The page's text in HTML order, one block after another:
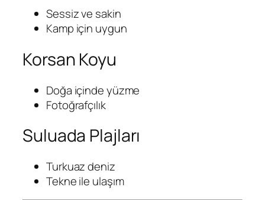
Sessiz ve sakin
Kamp için uygun
Korsan Koyu
Doğa içinde yüzme
Fotoğrafçılık
Suluada Plajları
Turkuaz deniz
Tekne ile ulaşım